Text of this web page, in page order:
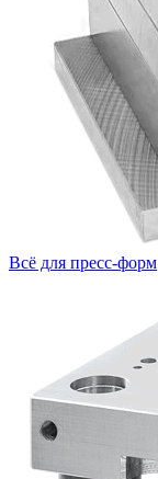
Всё для пресс-форм